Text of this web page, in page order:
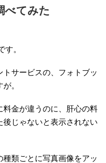
べてみた
す。
サービスの、フォトブッ
。
料金が違うのに、肝心の料
じゃないと表示されない
類ごとに写真画像をアッ